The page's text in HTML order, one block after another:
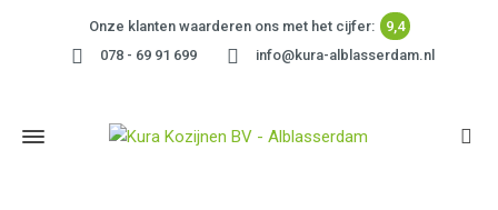
Onze klanten waarderen ons met het cijfer:
9,4
078 - 69 91 699
info@kura-alblasserdam.nl